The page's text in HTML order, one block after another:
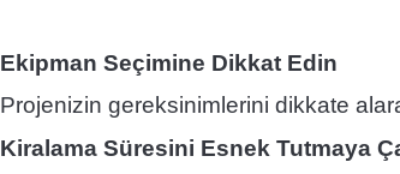
Ekipman Seçimine Dikkat Edin
Projenizin gereksinimlerini dikkate
Kiralama Süresini Esnek Tutmaya